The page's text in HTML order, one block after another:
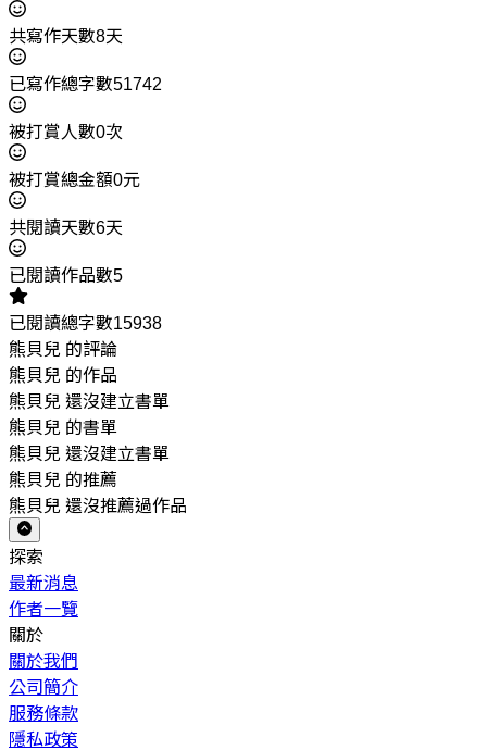
共寫作天數8天
已寫作總字數51742
被打賞人數0次
被打賞總金額0元
共閱讀天數6天
已閱讀作品數5
已閱讀總字數15938
熊貝兒 的評論
熊貝兒 的作品
熊貝兒 還沒建立書單
熊貝兒 的書單
熊貝兒 還沒建立書單
熊貝兒 的推薦
熊貝兒 還沒推薦過作品
探索
最新消息
作者一覽
關於
關於我們
公司簡介
服務條款
隱私政策